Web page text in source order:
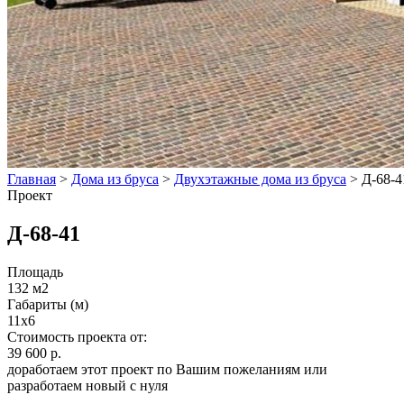
Главная > Дома из бруса > Двухэтажные дома из бруса > Д-68-
Проект
Д-68-41
Площадь
132 м2
Габариты (м)
11х6
Стоимость проекта от:
39 600 р.
доработаем этот проект по Вашим пожеланиям или
разработаем новый с нуля